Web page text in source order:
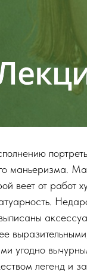
маньеризма.
веет от
угодно
легенд и